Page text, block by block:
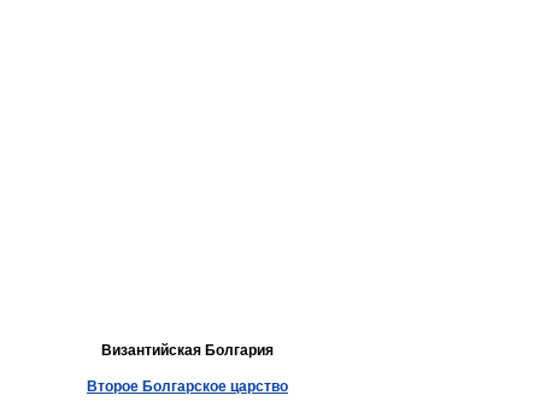
Византийская Болгария
Второе Болгарское царство